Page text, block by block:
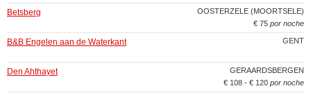
OOSTERZELE (MOORTSELE)
Betsberg
€ 75 por noche
GENT
B&B Engelen aan de Waterkant
GERAARDSBERGEN
Den Ahthayet
€ 108 - € 120 por noche